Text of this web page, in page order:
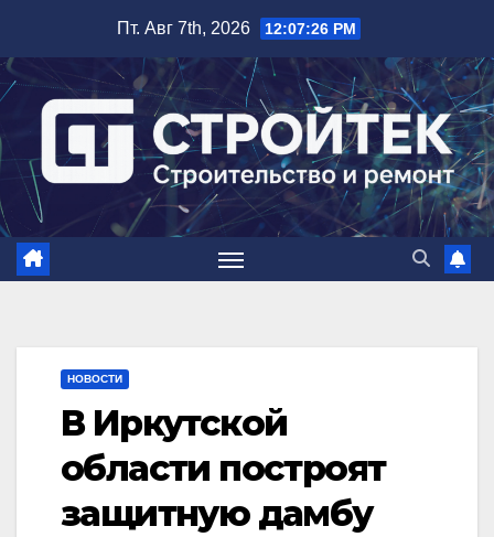
содержимому
Пт. Авг 7th, 2026 12:07:27 PM
НОВОСТИ
В Иркутской
области построят
защитную дамбу